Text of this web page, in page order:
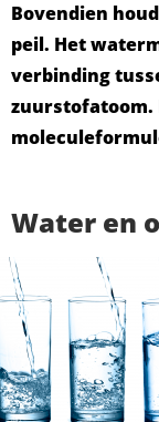
Bovendien
peil. Het
verbinding
zuurstofatoom.
Water en